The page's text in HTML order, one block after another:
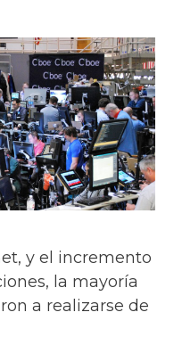
y el incremento
la mayoría
a realizarse de